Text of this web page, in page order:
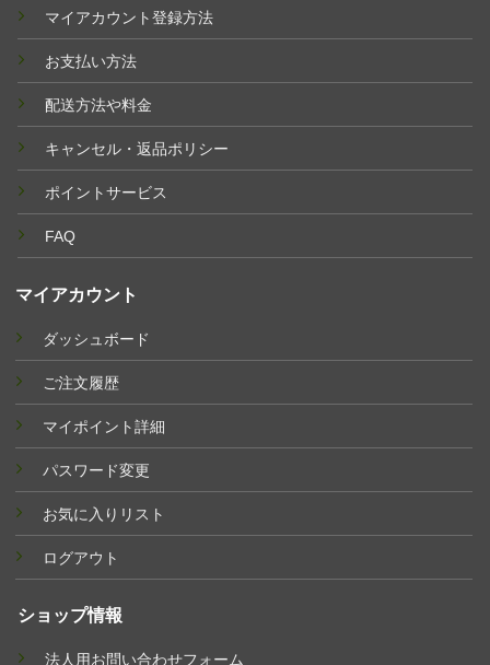
マイアカウント登録方法
お支払い方法
配送方法や料金
キャンセル・返品ポリシー
ポイントサービス
FAQ
マイアカウント
ダッシュボード
ご注文履歴
マイポイント詳細
パスワード変更
お気に入りリスト
ログアウト
ショップ情報
法人用お問い合わせフォーム